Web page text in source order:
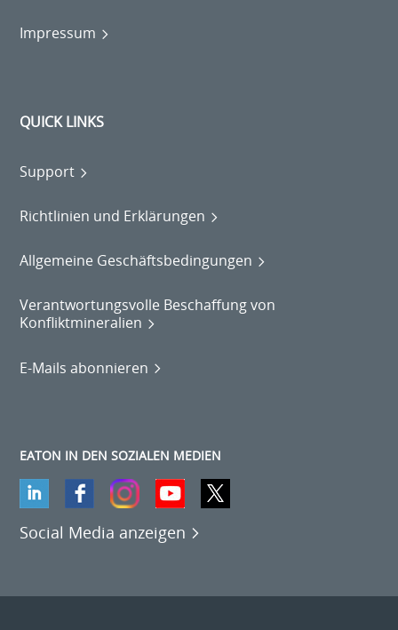
Impressum
QUICK LINKS
Support
Richtlinien und Erklärungen
Allgemeine Geschäftsbedingungen
Verantwortungsvolle Beschaffung von
Konfliktmineralien
E-Mails abonnieren
EATON IN DEN SOZIALEN MEDIEN
Social Media anzeigen